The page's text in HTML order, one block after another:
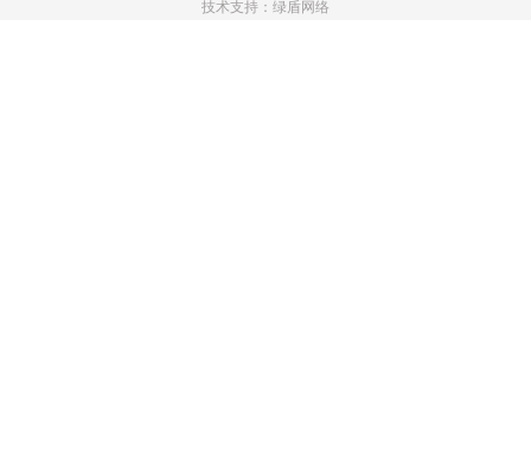
技术支持： 绿盾网络